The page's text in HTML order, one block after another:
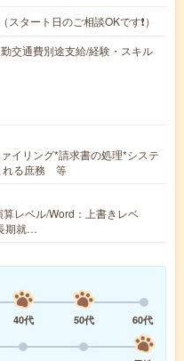
ート日のご相談OKです❗️）
交通費別途支給/経験・スキル
イリング*請求書の処理*システ
れる庶務 等
レベル/Word：上書きレベ
期就…
40代 50代
60代